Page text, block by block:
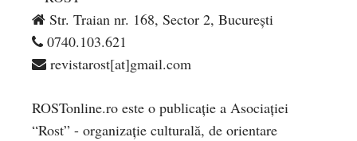
Str. Traian nr. 168, Sector 2, București
0740.103.621
revistarost[at]gmail.com
ROSTonline.ro este o publicaţie a Asociaţiei
“Rost” - organizaţie culturală, de orientare